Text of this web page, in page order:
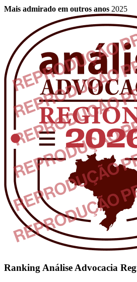
Mais admirado em outros anos 2025
Ranking Análise Advocacia